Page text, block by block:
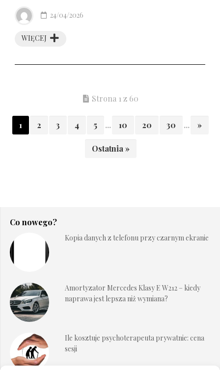
WIĘCEJ
24/04/2026
Strona 1 z 60
1 2 3 4 5 ... 10 20 30 ... »
Ostatnia »
Co nowego?
Kopia danych z telefonu przy czarnym ekranie
Amortyzator Mercedes Klasy E W212 – kiedy
naprawa jest lepsza niż wymiana?
Ile kosztuje psychoterapeuta prywatnie: cena
sesji